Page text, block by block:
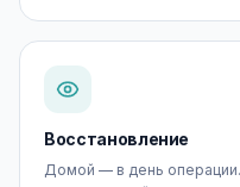
Восстановление
Домой — в день операции.